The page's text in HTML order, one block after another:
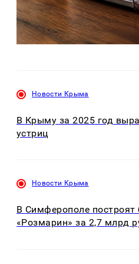
Новости Крыма
В Крыму за 2025 год
устриц
Новости Крыма
В Симферополе построят
«Розмарин» за 2,7 млрд